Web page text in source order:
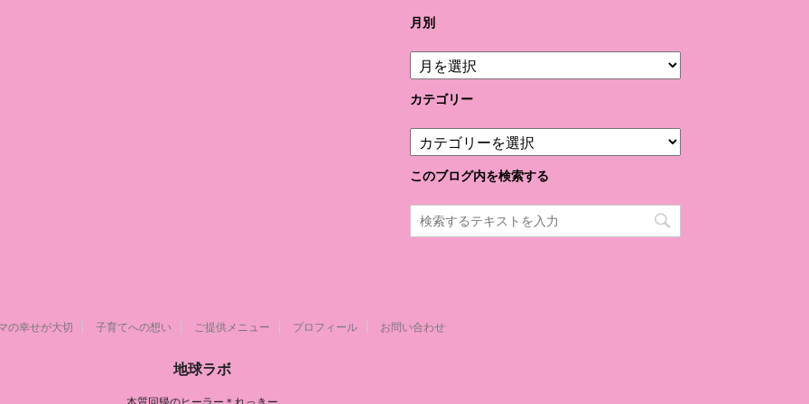
月別
月
別
カテゴリー
テ
ゴ
ー
このブログ内を検索する
の幸せが大切 子育てへの想い ご提供メニュー プロフィール お問い合わせ
地球ラボ